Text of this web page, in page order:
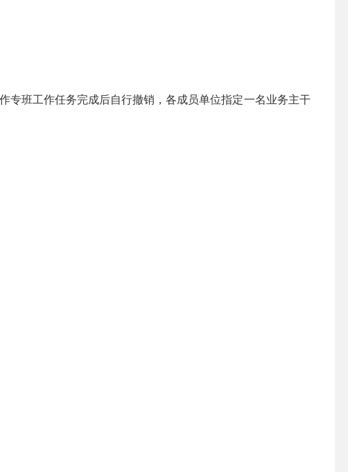
班工作任务完成后自行撤销，各成员单位指定一名业务主干